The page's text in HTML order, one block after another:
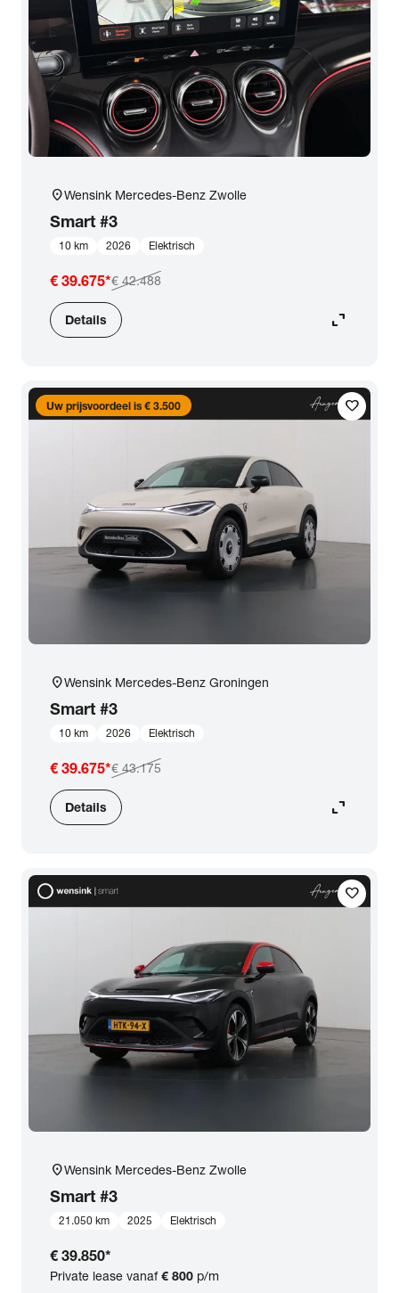
location_onWensink Mercedes-Benz Zwolle
Smart #3
10 km 2026 Elektrisch
€ 39.675*€ 42.488
Details expand_content
favorite
Uw prijsvoordeel is € 3.500
location_onWensink Mercedes-Benz Groningen
Smart #3
10 km 2026 Elektrisch
€ 39.675*€ 43.175
Details expand_content
favorite
location_onWensink Mercedes-Benz Zwolle
Smart #3
21.050 km 2025 Elektrisch
€ 39.850*
Private lease vanaf€ 800 p/m